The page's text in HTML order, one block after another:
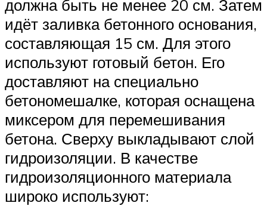
должна быть не менее 20 см. Затем
идёт заливка бетонного основания,
составляющая 15 см. Для этого
используют готовый бетон. Его
доставляют на специально
бетономешалке, которая оснащена
миксером для перемешивания
бетона. Сверху выкладывают слой
гидроизоляции. В качестве
гидроизоляционного материала
широко используют: